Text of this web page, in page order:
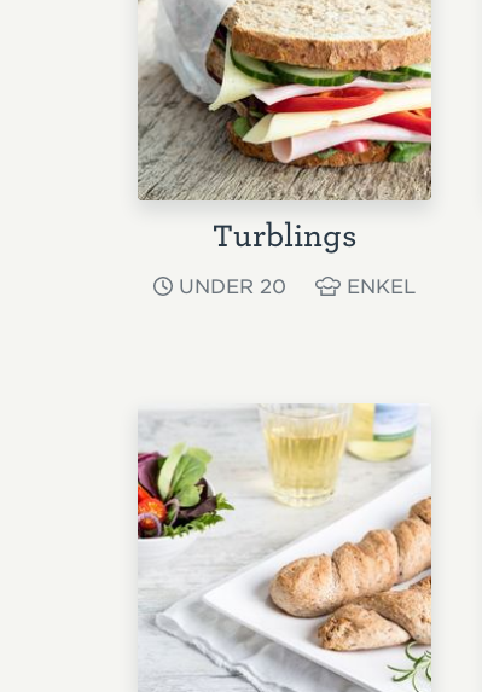
Turblings
UNDER 20 ENKEL